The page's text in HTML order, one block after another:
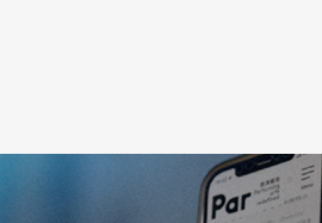
之下，「對話」一詞在資訊時代